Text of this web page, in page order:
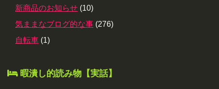
新商品のお知らせ (10)
気ままなブログ的な事 (276)
自転車 (1)
暇潰し的読み物【実話】